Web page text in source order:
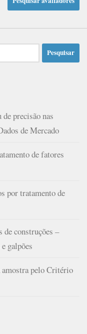
precisão nas
de Mercado
de fatores
por tratamento de
de construções –
galpões
amostra pelo Critério